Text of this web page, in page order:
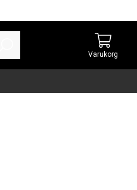
Varukorg